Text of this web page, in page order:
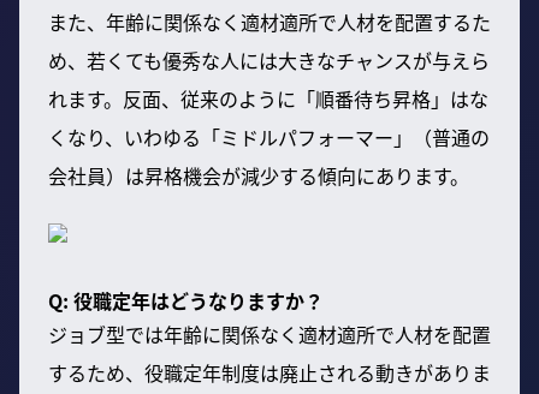
また、年齢に関係なく適材適所で人材を配置するた
め、若くても優秀な人には大きなチャンスが与えら
れます。反面、従来のように「順番待ち昇格」はな
くなり、いわゆる「ミドルパフォーマー」（普通の
会社員）は昇格機会が減少する傾向にあります。
Q: 役職定年はどうなりますか？
ジョブ型では年齢に関係なく適材適所で人材を配置
するため、役職定年制度は廃止される動きがありま